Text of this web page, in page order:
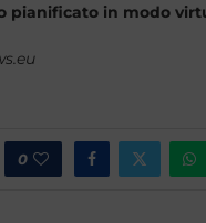
pianificato in modo
0